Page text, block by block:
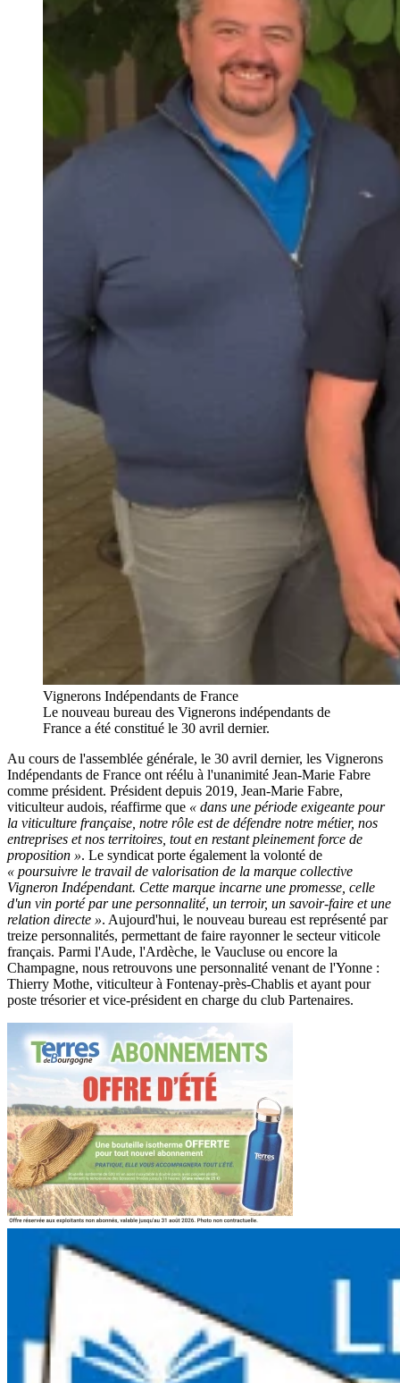
Vignerons Indépendants de France
Le nouveau bureau des Vignerons indépendants de
France a été constitué le 30 avril dernier.
Au cours de l'assemblée générale, le 30 avril dernier, les Vignerons
Indépendants de France ont réélu à l'unanimité Jean-Marie Fabre
comme président. Président depuis 2019, Jean-Marie Fabre,
viticulteur audois, réaffirme que « dans une période exigeante pour
la viticulture française, notre rôle est de défendre notre métier, nos
entreprises et nos territoires, tout en restant pleinement force de
proposition ». Le syndicat porte également la volonté de
« poursuivre le travail de valorisation de la marque collective
Vigneron Indépendant. Cette marque incarne une promesse, celle
d'un vin porté par une personnalité, un terroir, un savoir-faire et une
relation directe ». Aujourd'hui, le nouveau bureau est représenté par
treize personnalités, permettant de faire rayonner le secteur viticole
français. Parmi l'Aude, l'Ardèche, le Vaucluse ou encore la
Champagne, nous retrouvons une personnalité venant de l'Yonne :
Thierry Mothe, viticulteur à Fontenay-près-Chablis et ayant pour
poste trésorier et vice-président en charge du club Partenaires.